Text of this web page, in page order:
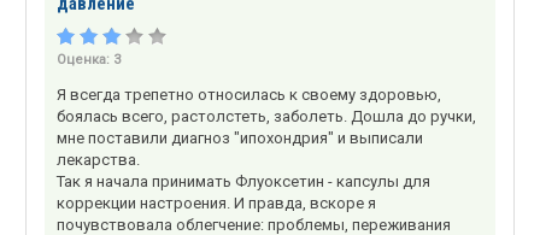
Оценка: 3
Я всегда трепетно относилась к своему здоровью,
боялась всего, растолстеть, заболеть. Дошла до ручки,
мне поставили диагноз "ипохондрия" и выписали
лекарства.
Так я начала принимать Флуоксетин - капсулы для
коррекции настроения. И правда, вскоре я
почувствовала облегчение: проблемы, переживания